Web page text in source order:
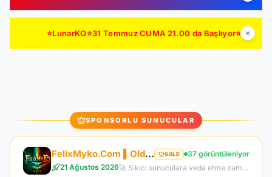
⭐LunarKO⭐31 Temmuz CUMA 21.00 da Başlıyor⭐ AÇILIŞA ÖZEL VIP PAKET HEDİYE ⭐GENIE & AutoLoot Ücretsiz⭐EN KALİTELİ HARD FARM SERVER⭐
SPONSORLU SUNUCULAR
FelixMyko.Com ▌Old Myko v.1098 ▌70 Level CAP ▌Official : 21 Ağustos Cuma 22:00 ▌Starter Paket Bizden GOLD
37 görüntüleniyor
21 Ağustos 2026
🚀 Sıkıcı sunuculara veda etme zamanı geldi! ⭐ Parlayan yıldız: FelixMyko! 💰 Sürekli kazandıran yapısı, bitmek bilmeyen Farm ve PK heyecanıyla eski MyKO ruhunu yeniden yaşamaya hazır ol! 📅 Açılış: 21 Ağustos Cuma – 🕙 22:00 🌐 Adres: FelixMyko.com 🎁 2.000 TL bakiye değerinde Starter Paket HEDİYE! 🔑 Starter Paket Kodu: 99998888777766665555 🌐 Panel: https://www.felixmyko.com 👉 Discord: http://discord.gg/MYACS 🟢 WhatsApp: https://wp.felixmyko.com ⚔️ Eski günlerin efsane savaşlarını, dostluk